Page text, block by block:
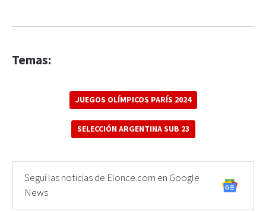
Temas:
JUEGOS OLÍMPICOS PARÍS 2024
SELECCIÓN ARGENTINA SUB 23
Seguí las noticias de Elonce.com en Google
News